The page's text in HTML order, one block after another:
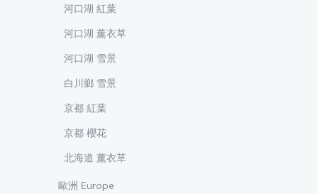
河口湖 紅葉
河口湖 薰衣草
河口湖 雪景
白川鄉 雪景
京都 紅葉
京都 櫻花
北海道 薰衣草
歐洲 Europe